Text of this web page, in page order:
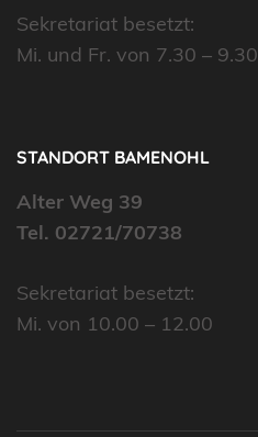
Sekretariat besetzt:
Mi. und Fr. von 7.30 – 9.30
STANDORT BAMENOHL
Alter Weg 39
Tel. 02721/70738
Sekretariat besetzt:
Mi. von 10.00 – 12.00